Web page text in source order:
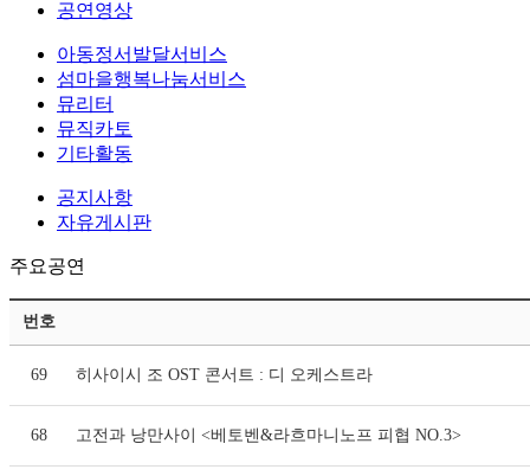
공연영상
아동정서발달서비스
섬마을행복나눔서비스
뮤리터
뮤직카토
기타활동
공지사항
자유게시판
주요공연
번호
69 히사이시 조 OST 콘서트 : 디 오케스트라
68 고전과 낭만사이 <베토벤&라흐마니노프 피협 NO.3>